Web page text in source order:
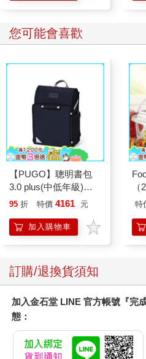
您可能會喜歡
【PUGO】聰明書包
3.0 plus(中低年級)酷
黑 全新進化玩美上市
95 折 特價 4161 元
加入購物車
（
特
訂購/退換貨須知
加入金石堂 LINE 官方帳號『完
態：